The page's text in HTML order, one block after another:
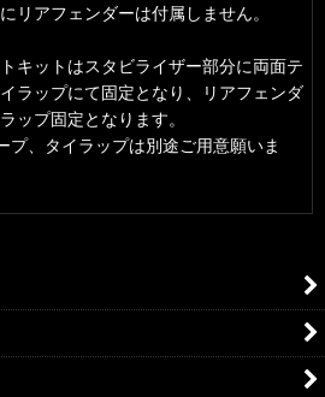
リアフェンダーは付属しません。
トキットはスタビライザー部分に両面テ
ラップにて固定となり、リアフェンダ
ップ固定となります。
プ、タイラップは別途ご用意願いま